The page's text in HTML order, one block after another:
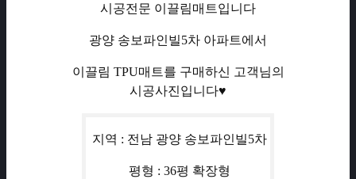
시공전문 이끌림매트입니다
광양 송보파인빌5차 아파트에서
이끌림 TPU매트를 구매하신 고객님의
시공사진입니다♥
지역 : 전남 광양 송보파인빌5차
평형 : 36평 확장형